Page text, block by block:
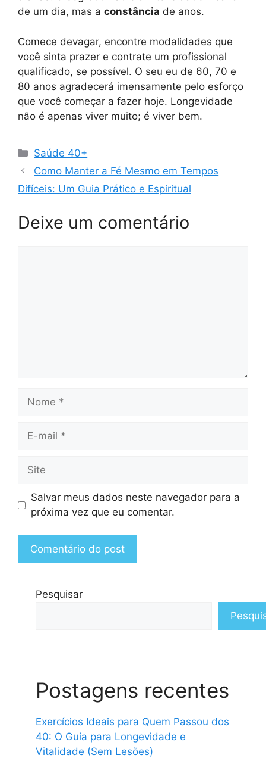
de um dia, mas a constância de anos.
Comece devagar, encontre modalidades que
você sinta prazer e contrate um profissional
qualificado, se possível. O seu eu de 60, 70 e
80 anos agradecerá imensamente pelo esforço
que você começar a fazer hoje. Longevidade
não é apenas viver muito; é viver bem.
Categorias
Saúde 40+
Como Manter a Fé Mesmo em Tempos
Difíceis: Um Guia Prático e Espiritual
Deixe um comentário
Nome
Site
Salvar meus dados neste navegador para a
próxima vez que eu comentar.
Pesquisar
Postagens recentes
Exercícios Ideais para Quem Passou dos
40: O Guia para Longevidade e
Vitalidade (Sem Lesões)